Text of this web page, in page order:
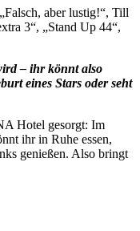
aber lustig!“, Till
3“, „Stand Up 44“,
– ihr könnt also
eines Stars oder seht
Hotel gesorgt: Im
ihr in Ruhe essen,
genießen. Also bringt